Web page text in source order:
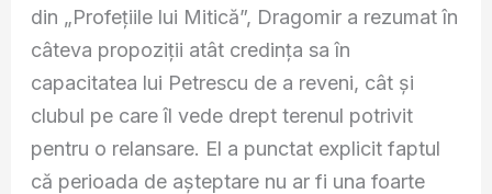
din „Profețiile lui Mitică”, Dragomir a rezumat în
câteva propoziții atât credința sa în
capacitatea lui Petrescu de a reveni, cât și
clubul pe care îl vede drept terenul potrivit
pentru o relansare. El a punctat explicit faptul
că perioada de așteptare nu ar fi una foarte